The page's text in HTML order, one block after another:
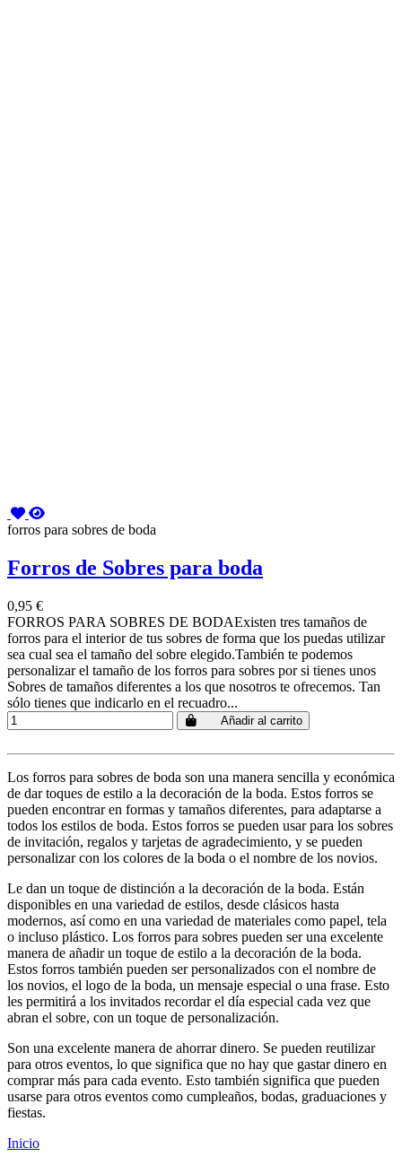
forros para sobres de boda
Forros de Sobres para boda
0,95 €
FORROS PARA SOBRES DE BODAExisten tres tamaños de
forros para el interior de tus sobres de forma que los puedas utilizar
sea cual sea el tamaño del sobre elegido.También te podemos
personalizar el tamaño de los forros para sobres por si tienes unos
Sobres de tamaños diferentes a los que nosotros te ofrecemos. Tan
sólo tienes que indicarlo en el recuadro...
Añadir al carrito
Los forros para sobres de boda son una manera sencilla y económica
de dar toques de estilo a la decoración de la boda. Estos forros se
pueden encontrar en formas y tamaños diferentes, para adaptarse a
todos los estilos de boda. Estos forros se pueden usar para los sobres
de invitación, regalos y tarjetas de agradecimiento, y se pueden
personalizar con los colores de la boda o el nombre de los novios.
Le dan un toque de distinción a la decoración de la boda. Están
disponibles en una variedad de estilos, desde clásicos hasta
modernos, así como en una variedad de materiales como papel, tela
o incluso plástico. Los forros para sobres pueden ser una excelente
manera de añadir un toque de estilo a la decoración de la boda.
Estos forros también pueden ser personalizados con el nombre de
los novios, el logo de la boda, un mensaje especial o una frase. Esto
les permitirá a los invitados recordar el día especial cada vez que
abran el sobre, con un toque de personalización.
Son una excelente manera de ahorrar dinero. Se pueden reutilizar
para otros eventos, lo que significa que no hay que gastar dinero en
comprar más para cada evento. Esto también significa que pueden
usarse para otros eventos como cumpleaños, bodas, graduaciones y
fiestas.
Inicio